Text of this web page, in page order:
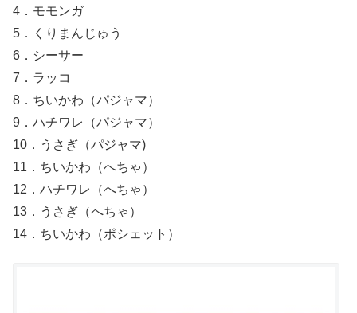
4．モモンガ
5．くりまんじゅう
6．シーサー
7．ラッコ
8．ちいかわ（パジャマ）
9．ハチワレ（パジャマ）
10．うさぎ（パジャマ)
11．ちいかわ（へちゃ）
12．ハチワレ（へちゃ）
13．うさぎ（へちゃ）
14．ちいかわ（ポシェット）